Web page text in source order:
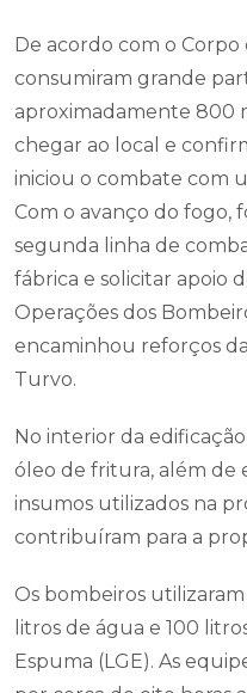
De acordo com o Corpo
consumiram grande
aproximadamente 800
chegar ao local e
iniciou o combate com
Com o avanço do fogo,
segunda linha de
fábrica e solicitar apoio
Operações dos
encaminhou reforços
Turvo.
No interior da
óleo de fritura, além de
insumos utilizados na
contribuíram para a
Os bombeiros
litros de água e 100
Espuma (LGE). As